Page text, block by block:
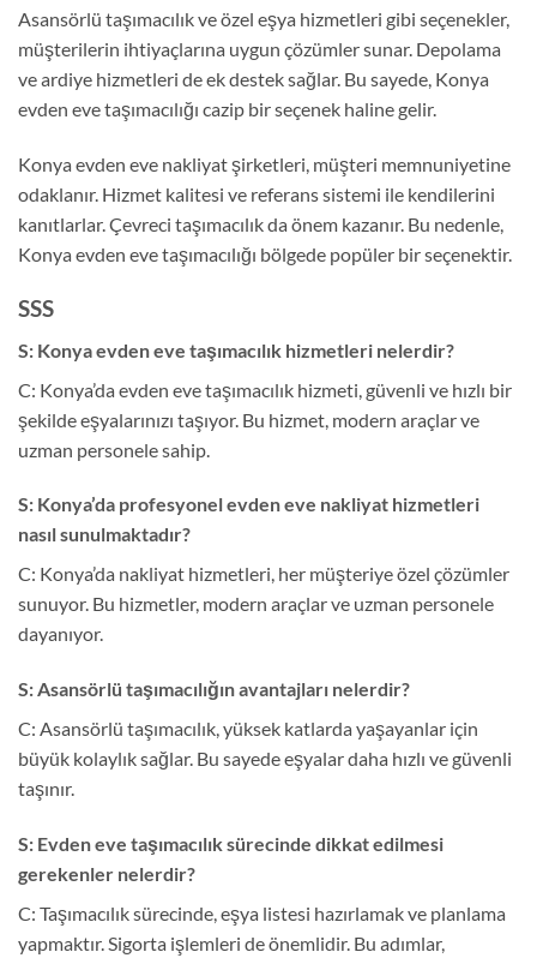
Asansörlü taşımacılık ve özel eşya hizmetleri gibi seçenekler,
müşterilerin ihtiyaçlarına uygun çözümler sunar. Depolama
ve ardiye hizmetleri de ek destek sağlar. Bu sayede, Konya
evden eve taşımacılığı cazip bir seçenek haline gelir.
Konya evden eve nakliyat şirketleri, müşteri memnuniyetine
odaklanır. Hizmet kalitesi ve referans sistemi ile kendilerini
kanıtlarlar. Çevreci taşımacılık da önem kazanır. Bu nedenle,
Konya evden eve taşımacılığı bölgede popüler bir seçenektir.
SSS
S: Konya evden eve taşımacılık hizmetleri nelerdir?
C: Konya’da evden eve taşımacılık hizmeti, güvenli ve hızlı bir
şekilde eşyalarınızı taşıyor. Bu hizmet, modern araçlar ve
uzman personele sahip.
S: Konya’da profesyonel evden eve nakliyat hizmetleri
nasıl sunulmaktadır?
C: Konya’da nakliyat hizmetleri, her müşteriye özel çözümler
sunuyor. Bu hizmetler, modern araçlar ve uzman personele
dayanıyor.
S: Asansörlü taşımacılığın avantajları nelerdir?
C: Asansörlü taşımacılık, yüksek katlarda yaşayanlar için
büyük kolaylık sağlar. Bu sayede eşyalar daha hızlı ve güvenli
taşınır.
S: Evden eve taşımacılık sürecinde dikkat edilmesi
gerekenler nelerdir?
C: Taşımacılık sürecinde, eşya listesi hazırlamak ve planlama
yapmaktır. Sigorta işlemleri de önemlidir. Bu adımlar,